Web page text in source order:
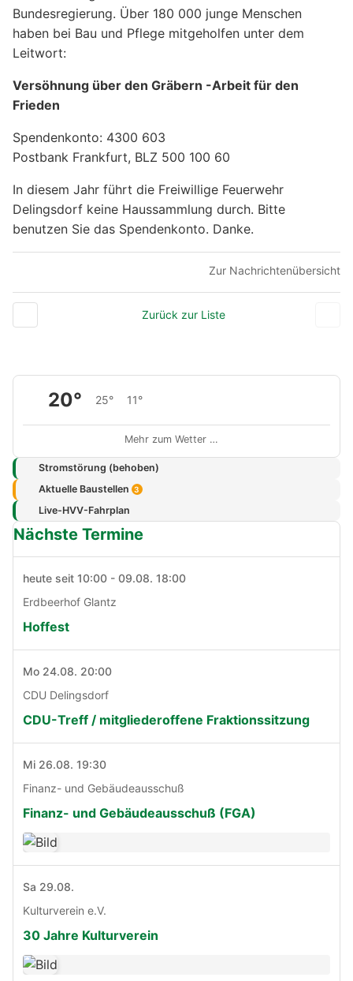
Bundesregierung. Über 180 000 junge Menschen
haben bei Bau und Pflege mitgeholfen unter dem
Leitwort:
Versöhnung über den Gräbern -Arbeit für den
Frieden
Spendenkonto: 4300 603
Postbank Frankfurt, BLZ 500 100 60
In diesem Jahr führt die Freiwillige Feuerwehr
Delingsdorf keine Haussammlung durch. Bitte
benutzen Sie das Spendenkonto. Danke.
Zur Nachrichtenübersicht
Zurück zur Liste
20° 25° 11°
Mehr zum Wetter …
Stromstörung (behoben)
Aktuelle Baustellen 3
Live-HVV-Fahrplan
Nächste Termine
heute seit 10:00 - 09.08. 18:00
Erdbeerhof Glantz
Hoffest
Mo 24.08. 20:00
CDU Delingsdorf
CDU-Treff / mitgliederoffene Fraktionssitzung
Mi 26.08. 19:30
Finanz- und Gebäudeausschuß
Finanz- und Gebäudeausschuß (FGA)
Sa 29.08.
Kulturverein e.V.
30 Jahre Kulturverein